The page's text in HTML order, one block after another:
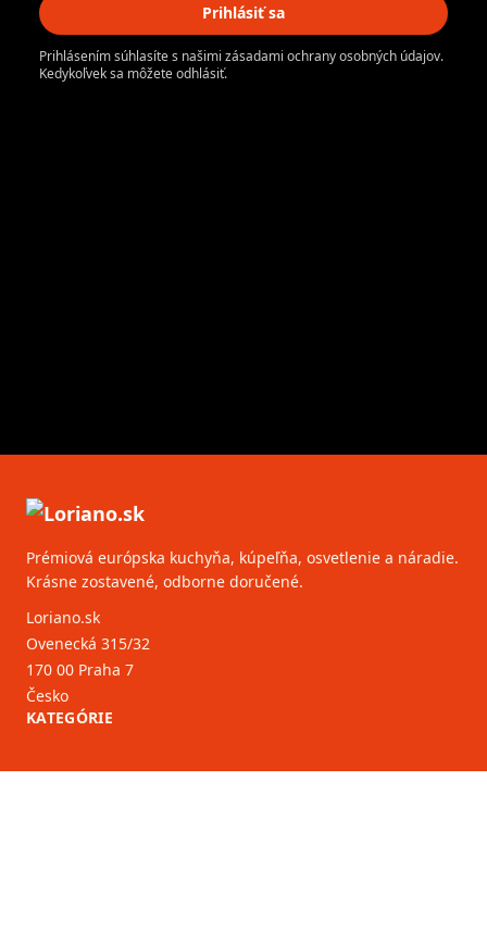
Prihlásiť sa
Prihlásením súhlasíte s našimi zásadami ochrany osobných údajov.
Kedykoľvek sa môžete odhlásiť.
Prémiová európska kuchyňa, kúpeľňa, osvetlenie a náradie.
Krásne zostavené, odborne doručené.
Loriano.sk
Ovenecká 315/32
170 00 Praha 7
Česko
KATEGÓRIE